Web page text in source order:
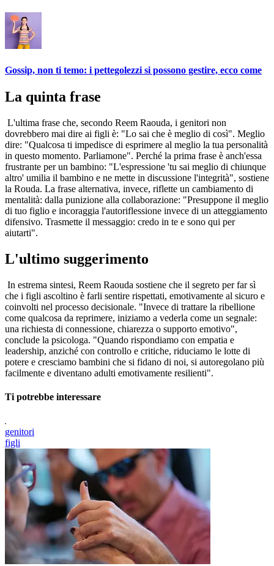
Gossip, non ti temo: i pettegolezzi si possono gestire, ecco come
La quinta frase
L'ultima frase che, secondo Reem Raouda, i genitori non
dovrebbero mai dire ai figli è: "Lo sai che è meglio di così". Meglio
dire: "Qualcosa ti impedisce di esprimere al meglio la tua personalità
in questo momento. Parliamone". Perché la prima frase è anch'essa
frustrante per un bambino: "L'espressione 'tu sai meglio di chiunque
altro' umilia il bambino e ne mette in discussione l'integrità", sostiene
la Rouda. La frase alternativa, invece, riflette un cambiamento di
mentalità: dalla punizione alla collaborazione: "Presuppone il meglio
di tuo figlio e incoraggia l'autoriflessione invece di un atteggiamento
difensivo. Trasmette il messaggio: credo in te e sono qui per
aiutarti".
L'ultimo suggerimento
In estrema sintesi, Reem Raouda sostiene che il segreto per far sì
che i figli ascoltino è farli sentire rispettati, emotivamente al sicuro e
coinvolti nel processo decisionale. "Invece di trattare la ribellione
come qualcosa da reprimere, iniziamo a vederla come un segnale:
una richiesta di connessione, chiarezza o supporto emotivo",
conclude la psicologa. "Quando rispondiamo con empatia e
leadership, anziché con controllo e critiche, riduciamo le lotte di
potere e cresciamo bambini che si fidano di noi, si autoregolano più
facilmente e diventano adulti emotivamente resilienti".
Ti potrebbe interessare
genitori
figli